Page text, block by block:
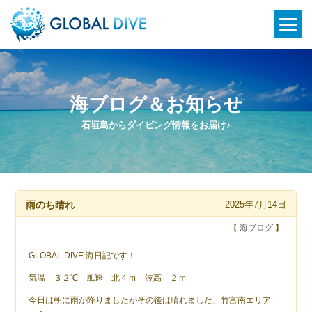
石垣島からダイビング情報をお届け♪
海ブログ＆お知らせ
雨のち晴れ 2025年7月14日
【 海ブログ】
GLOBAL DIVE 海日記です！
気温 ３２℃ 風速 北４ｍ 波高 ２ｍ
今日は朝に雨が降りましたがその後は晴れました、竹富南エリア